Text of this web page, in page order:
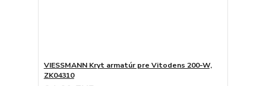
VIESSMANN Kryt armatúr pre Vitodens 200-W,
ZK04310